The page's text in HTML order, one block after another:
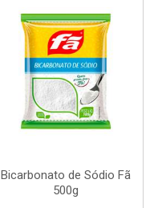
Bicarbonato de Sódio Fã
500g